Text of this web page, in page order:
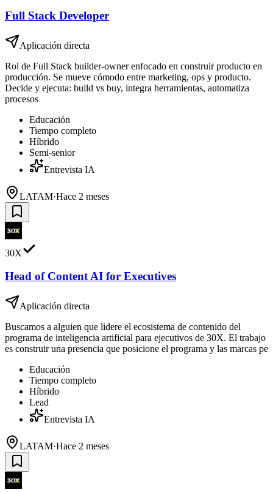
Full Stack Developer
Aplicación directa
Rol de Full Stack builder-owner enfocado en construir producto en
producción. Se mueve cómodo entre marketing, ops y producto.
Decide y ejecuta: build vs buy, integra herramientas, automatiza
procesos
Educación
Tiempo completo
Híbrido
Semi-senior
Entrevista IA
LATAM·Hace 2 meses
30X
Head of Content AI for Executives
Aplicación directa
Buscamos a alguien que lidere el ecosistema de contenido del
programa de inteligencia artificial para ejecutivos de 30X. El trabajo
es construir una presencia que posicione el programa y las marcas pe
Educación
Tiempo completo
Híbrido
Lead
Entrevista IA
LATAM·Hace 2 meses